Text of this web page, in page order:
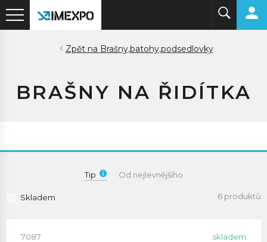
Brašny,batohy,podsedlovky
BRAŠNY NA ŘIDÍTKA
Tip Od nejlevnějšího
Skladem 6 produktů
7087 skladem